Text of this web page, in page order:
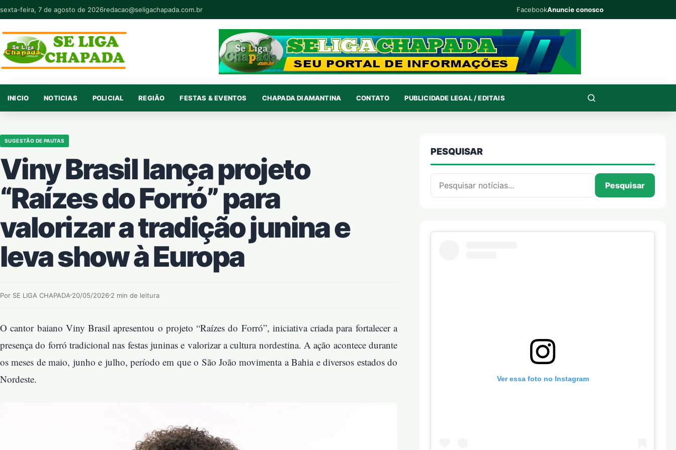
Pular para o conteúdo
sexta-feira, 7 de agosto de 2026redacao@seligachapada.com.br FacebookAnuncie conosco
INICIO NOTICIAS POLICIAL REGIÃO FESTAS & EVENTOS CHAPADA DIAMANTINA CONTATO PUBLICIDADE LEGAL / EDITAIS
SUGESTÃO DE PAUTAS
Viny Brasil lança projeto
“Raízes do Forró” para
valorizar a tradição junina e
leva show à Europa
Por SE LIGA CHAPADA 20/05/2026 2 min de leitura
O cantor baiano Viny Brasil apresentou o projeto “Raízes do Forró”, iniciativa criada para fortalecer a
presença do forró tradicional nas festas juninas e valorizar a cultura nordestina. A ação acontece durante
os meses de maio, junho e julho, período em que o São João movimenta a Bahia e diversos estados do
Nordeste.
PESQUISAR
Pesquisar por:
Pesquisar
Ver essa foto no Instagram